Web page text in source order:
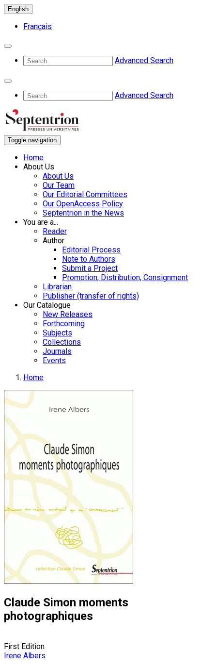
English
Français
Advanced Search
Advanced Search
Toggle navigation
Home
About Us
About Us
Our Team
Our Editorial Committees
Our OpenAccess Policy
Septentrion in the News
You are a...
Reader
Author
Editorial Process
Note to Authors
Submit a Project
Promotion, Distribution, Consignment
Librarian
Publisher (transfer of rights)
Our Catalogue
New Releases
Forthcoming
Subjects
Collections
Journals
Events
Home
Claude Simon moments
photographiques
First Edition
Irene Albers